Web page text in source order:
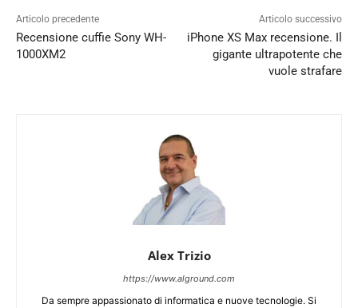
Articolo precedente
Recensione cuffie Sony WH-
1000XM2
Articolo successivo
iPhone XS Max recensione. Il
gigante ultrapotente che
vuole strafare
Alex Trizio
https://www.alground.com
Da sempre appassionato di informatica e nuove tecnologie. Si